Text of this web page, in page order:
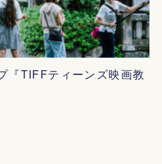
『TIFFティーンズ映画教